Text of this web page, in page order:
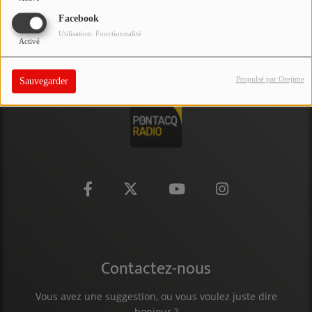
Facebook
Activé
Utilisation: Fonctionnalité
Sauvegarder Propulsé par Orejime
PARTICIPEZ
JEUX CONCOURS
RECRUTEMENT
VENEZ DANS LE PUBLIC !
Contactez-nous
Vous avez une suggestion, ou vous voulez juste dire